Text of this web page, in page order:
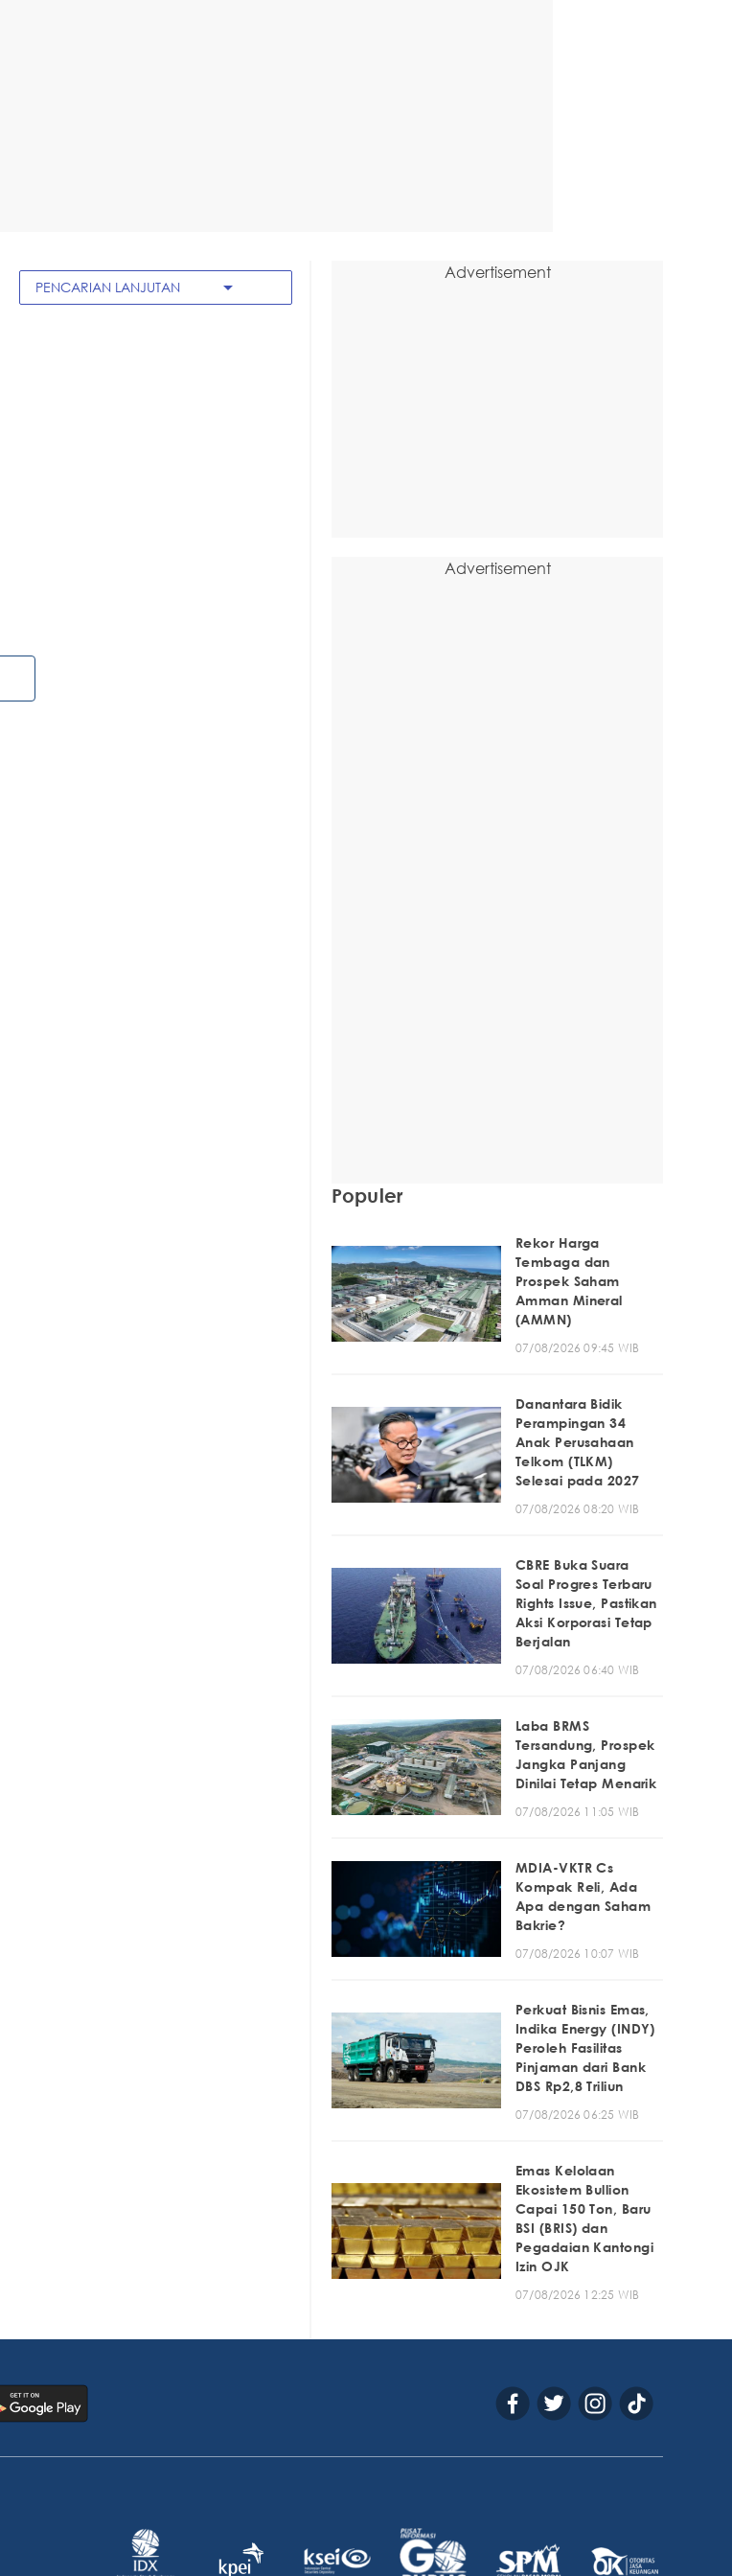
PENCARIAN LANJUTAN arrow_drop_down
Advertisement
Advertisement
Populer
Rekor Harga
Tembaga dan
Prospek Saham
Amman Mineral
(AMMN)
07/08/2026 09:45 WIB
Danantara Bidik
Perampingan 34
Anak Perusahaan
Telkom (TLKM)
Selesai pada 2027
07/08/2026 08:20 WIB
CBRE Buka Suara
Soal Progres Terbaru
Rights Issue, Pastikan
Aksi Korporasi Tetap
Berjalan
07/08/2026 06:40 WIB
Laba BRMS
Tersandung, Prospek
Jangka Panjang
Dinilai Tetap Menarik
07/08/2026 11:05 WIB
MDIA-VKTR Cs
Kompak Reli, Ada
Apa dengan Saham
Bakrie?
07/08/2026 10:07 WIB
Perkuat Bisnis Emas,
Indika Energy (INDY)
Peroleh Fasilitas
Pinjaman dari Bank
DBS Rp2,8 Triliun
07/08/2026 06:25 WIB
Emas Kelolaan
Ekosistem Bullion
Capai 150 Ton, Baru
BSI (BRIS) dan
Pegadaian Kantongi
Izin OJK
07/08/2026 12:25 WIB